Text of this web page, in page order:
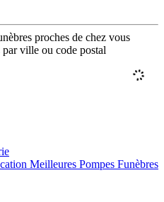
proches de chez vous
par ville ou code postal
Meilleures Pompes Funèbres